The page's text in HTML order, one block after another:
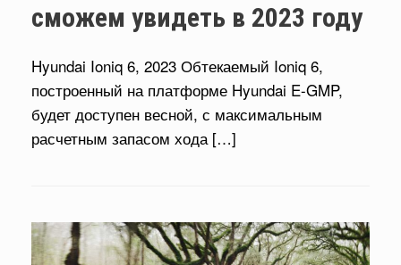
сможем увидеть в 2023 году
Hyundai Ioniq 6, 2023 Обтекаемый Ioniq 6,
построенный на платформе Hyundai E-GMP,
будет доступен весной, с максимальным
расчетным запасом хода […]